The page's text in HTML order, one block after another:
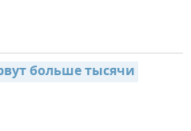
больше тысячи